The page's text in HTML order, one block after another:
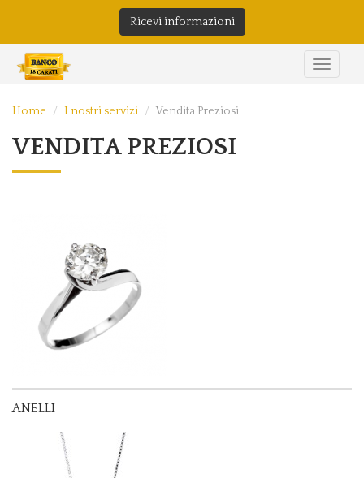
Ricevi informazioni
Home I nostri servizi Vendita Preziosi
VENDITA PREZIOSI
ANELLI